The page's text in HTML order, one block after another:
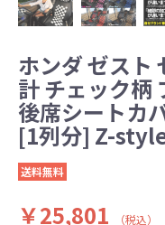
ホンダ ゼスト
計 チェック柄
後席シートカ
[1列分] Z-
送料無料
￥25,801 （税込）